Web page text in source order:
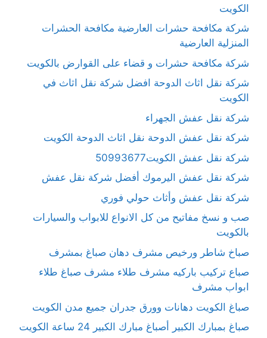
الكويت
شركة مكافحة حشرات العارضية مكافحة الحشرات
المنزلية العارضية
شركة مكافحة حشرات و قضاء على القوارض بالكويت
شركة نقل اثاث الدوحة افضل شركة نقل اثاث في
الكويت
شركة نقل عفش الجهراء
شركة نقل عفش الدوحة نقل اثاث الدوحة الكويت
شركة نقل عفش الكويت50993677
شركة نقل عفش اليرموك أفضل شركة نقل عفش
شركة نقل عفش وأثاث حولي فوري
صب و نسخ مفاتيح من كل الانواع للابواب والسيارات
بالكويت
صباخ شاطر ورخيص مشرف دهان صباغ بمشرف
صباع تركيب باركيه مشرف طلاء مشرف صباغ طلاء
ابواب مشرف
صباغ الكويت دهانات وورق جدران جميع مدن الكويت
صباغ بمبارك الكبير أصباغ مبارك الكبير 24 ساعة الكويت